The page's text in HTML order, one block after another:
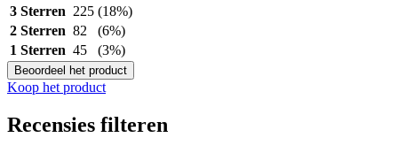
3 Sterren 225 (18%)
2 Sterren 82
(6%)
1 Sterren 45 (3%)
Beoordeel het product
Koop het product
Recensies filteren